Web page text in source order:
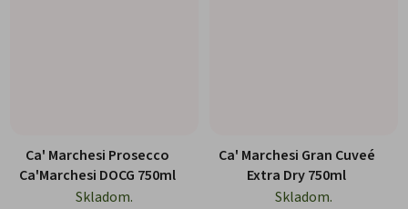
Ca' Marchesi Prosecco
Ca'Marchesi DOCG 750ml
Skladom.
Ca' Marchesi Gran Cuveé
Extra Dry 750ml
Skladom.